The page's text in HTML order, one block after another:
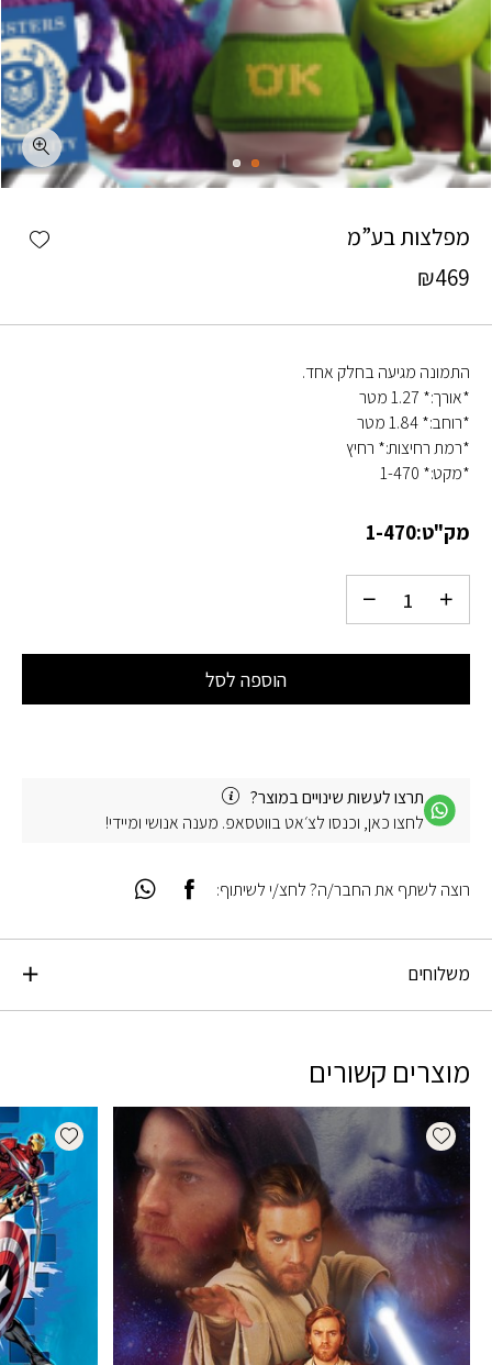
מפלצות בע”מ
₪469
התמונה מגיעה בחלק אחד.
*אורך:* 1.27 מטר
*רוחב:* 1.84 מטר
*רמת רחיצות:* רחיץ
*מקט:* 1-470
מק"ט:1-470
הוספה לסל
תרצו לעשות שינויים במוצר?
לחצו כאן, וכנסו לצ׳אט בווטסאפ. מענה אנושי ומיידי!
משלוחים
רוצה לשתף את החבר/ה? לחצ/י לשיתוף:
מוצרים קשורים
Add wishlist
wishlist